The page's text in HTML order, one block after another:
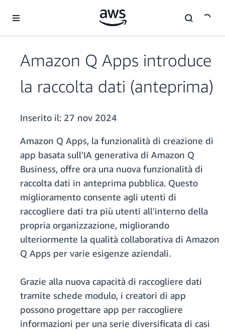
Amazon Q Apps introduce
la raccolta dati (anteprima)
Inserito il: 27 nov 2024
Amazon Q Apps, la funzionalità di creazione di
app basata sull'IA generativa di Amazon Q
Business, offre ora una nuova funzionalità di
raccolta dati in anteprima pubblica. Questo
miglioramento consente agli utenti di
raccogliere dati tra più utenti all'interno della
propria organizzazione, migliorando
ulteriormente la qualità collaborativa di Amazon
Q Apps per varie esigenze aziendali.
Grazie alla nuova capacità di raccogliere dati
tramite schede modulo, i creatori di app
possono progettare app per raccogliere
informazioni per una serie diversificata di casi